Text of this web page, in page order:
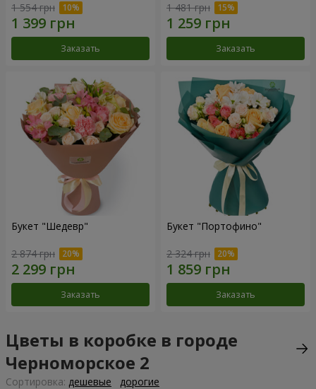
1 554 грн
Заказать
1 481 грн
Заказать
Букет "Шедевр"
2 874 грн
Заказать
Букет "Портофино"
2 324 грн
Заказать
Цветы в коробке в городе
Черноморское 2
Cортировка: дешевые дорогие